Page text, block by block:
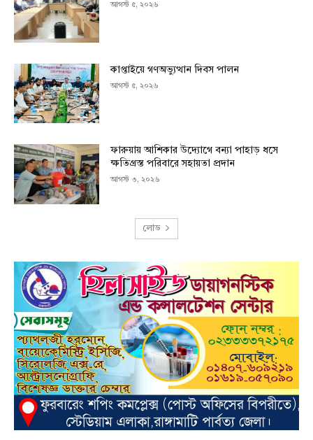
আগস্ট ৫, ২০২৬
কাপ্তাইয়ে গণঅভ্যুত্থান দিবস পালন
আগস্ট ৫, ২০২৬
ফারুয়ায় আশিকার উদ্যোগে বন্যা পাহাড় ধসে
ক্ষতিগ্রস্ত পরিবারে সহায়তা প্রদান
আগস্ট ৩, ২০২৬
লোড